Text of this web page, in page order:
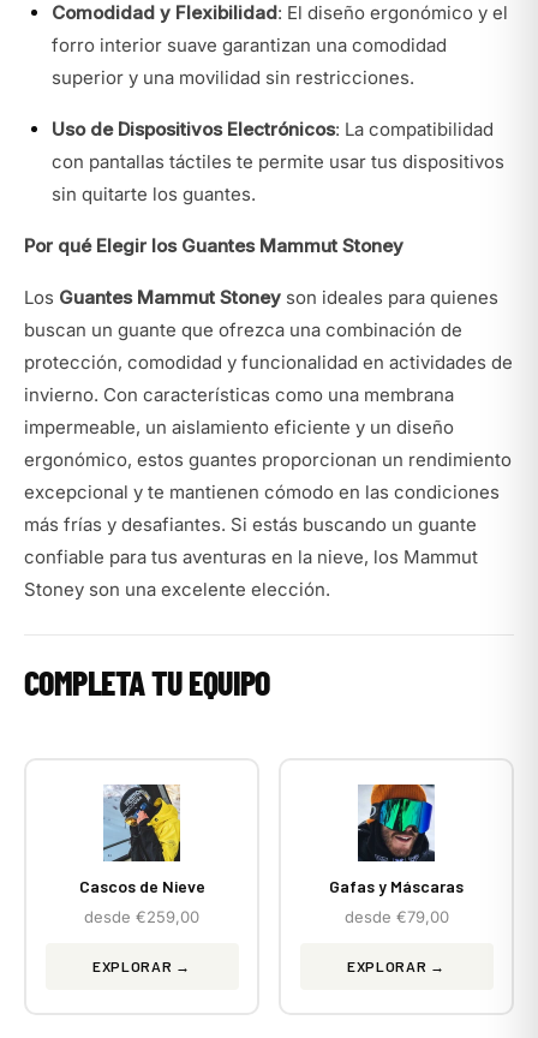
Comodidad y Flexibilidad: El diseño ergonómico y el
forro interior suave garantizan una comodidad
superior y una movilidad sin restricciones.
Uso de Dispositivos Electrónicos: La compatibilidad
con pantallas táctiles te permite usar tus dispositivos
sin quitarte los guantes.
Por qué Elegir los Guantes Mammut Stoney
Los Guantes Mammut Stoney son ideales para quienes
buscan un guante que ofrezca una combinación de
protección, comodidad y funcionalidad en actividades de
invierno. Con características como una membrana
impermeable, un aislamiento eficiente y un diseño
ergonómico, estos guantes proporcionan un rendimiento
excepcional y te mantienen cómodo en las condiciones
más frías y desafiantes. Si estás buscando un guante
confiable para tus aventuras en la nieve, los Mammut
Stoney son una excelente elección.
COMPLETA TU EQUIPO
Cascos de Nieve
desde €259,00
EXPLORAR →
Gafas y Máscaras
desde €79,00
EXPLORAR →